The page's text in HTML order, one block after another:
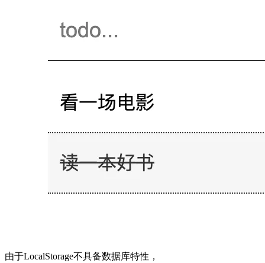
由于LocalStorage不具备数据库特性，